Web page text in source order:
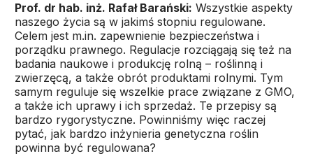
Prof. dr hab. inż. Rafał Barański: Wszystkie aspekty
naszego życia są w jakimś stopniu regulowane.
Celem jest m.in. zapewnienie bezpieczeństwa i
porządku prawnego. Regulacje rozciągają się też na
badania naukowe i produkcję rolną – roślinną i
zwierzęcą, a także obrót produktami rolnymi. Tym
samym reguluje się wszelkie prace związane z GMO,
a także ich uprawy i ich sprzedaż. Te przepisy są
bardzo rygorystyczne. Powinniśmy więc raczej
pytać, jak bardzo inżynieria genetyczna roślin
powinna być regulowana?